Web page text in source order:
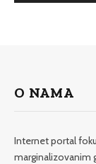
O NAMA
Internet portal
marginalizovanim